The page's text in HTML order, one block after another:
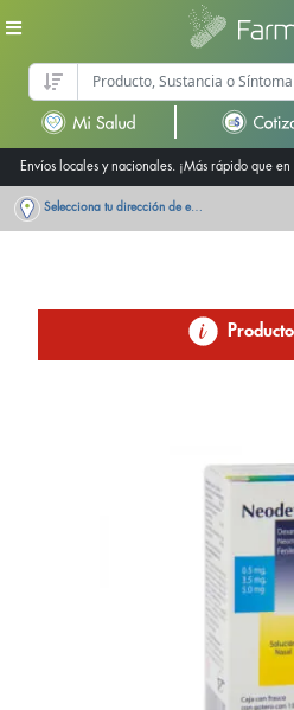
Envíos locales y nacionales. ¡Más rápido que
Selecciona tu dirección de entrega
Producto